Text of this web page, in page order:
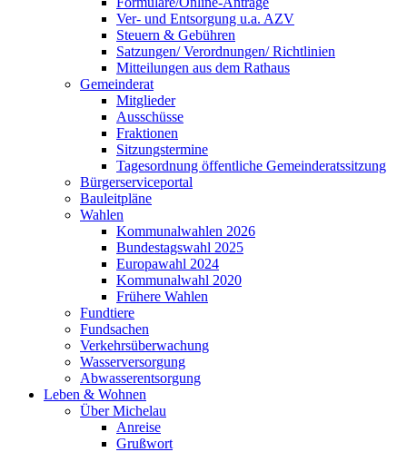
Ver- und Entsorgung u.a. AZV
Steuern & Gebühren
Satzungen/ Verordnungen/ Richtlinien
Mitteilungen aus dem Rathaus
Gemeinderat
Mitglieder
Ausschüsse
Fraktionen
Sitzungstermine
Tagesordnung öffentliche Gemeinderatssitzung
Bürgerserviceportal
Bauleitpläne
Wahlen
Kommunalwahlen 2026
Bundestagswahl 2025
Europawahl 2024
Kommunalwahl 2020
Frühere Wahlen
Fundtiere
Fundsachen
Verkehrsüberwachung
Wasserversorgung
Abwasserentsorgung
Leben & Wohnen
Über Michelau
Anreise
Grußwort